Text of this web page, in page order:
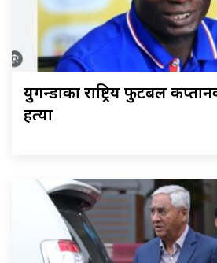
युगन्डाका राष्ट्रिय फुटबल
हत्या